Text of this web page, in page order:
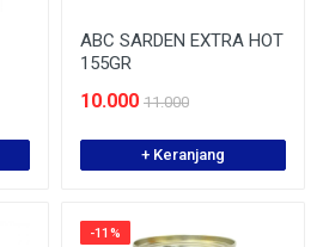
ABC SARDEN EXTRA HOT
155GR
10.000 11.000
+ Keranjang
-11%